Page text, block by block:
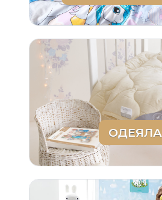
ОДЕЯЛА